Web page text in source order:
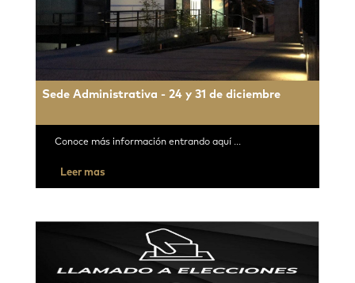
Sede Administrativa - 24 y 31 de diciembre
Conoce más información entrando aquí ...
Leer mas